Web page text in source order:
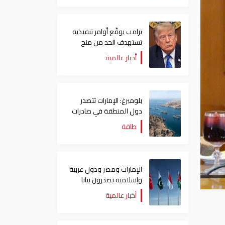
ترامب يوقّع أوامر تنفيذية
تستهدف الحد من منح
الجنسية الأمريكية بالولادة
أخبار عالمية
بلومبرغ: الإمارات تتصدر
دول المنطقة في صادرات
النفط عبر مضيق هرمز
طاقة
الإمارات ومصر ودول عربية
وإسلامية يصدرون بيانا
مشتركا بشأن الانتهاكات
الإسرائيلية في غزة
أخبار عالمية